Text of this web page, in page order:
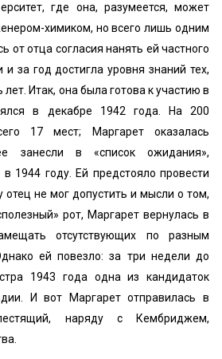
где она, разумеется, может
химиком, но всего лишь одним
от отца согласия нанять ей частного
за год достигла уровня знаний тех,
лет. Итак, она была готова к участию в
в декабре 1942 года. На 200
17 мест; Маргарет оказалась
занесли в «список ожидания»,
1944 году. Ей предстояло провести
отец не мог допустить и мысли о том,
рот, Маргарет вернулась в
отсутствующих по разным
ей повезло: за три недели до
1943 года одна из кандидаток
И вот Маргарет отправилась в
наряду с Кембриджем,